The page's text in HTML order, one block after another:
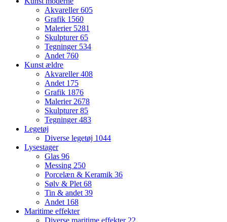
Akvareller605
Grafik 1560
Malerier 5281
Skulpturer65
Tegninger 534
Andet 760
Kunst ældre
Akvareller408
Andet 175
Grafik 1876
Malerier 2678
Skulpturer85
Tegninger483
Legetøj
Diverse legetøj 1044
Lysestager
Glas 96
Messing 250
Porcelæn & Keramik 36
Sølv & Plet 68
Tin & andet 39
Andet 168
Maritime effekter